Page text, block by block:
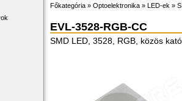
Főkategória » Optoelektronika » LED-ek »
EVL-3528-RGB-CC
SMD LED, 3528, RGB, közös